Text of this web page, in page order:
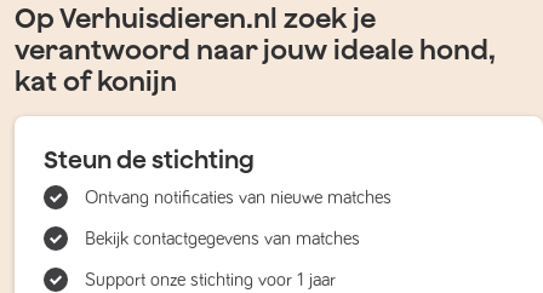
Op Verhuisdieren.nl zoek je
verantwoord naar jouw ideale hond,
kat of konijn
Steun de stichting
Ontvang notificaties van nieuwe matches
Bekijk contactgegevens van matches
Support onze stichting voor 1 jaar